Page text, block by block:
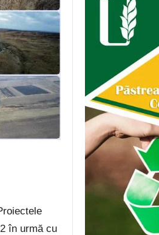
în urmă cu